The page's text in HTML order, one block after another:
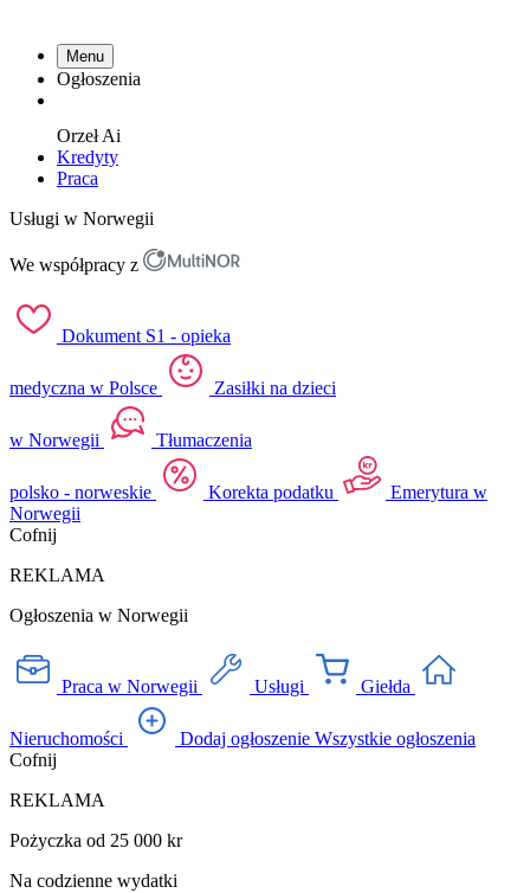
Menu
Ogłoszenia
OrzełAi
Kredyty
Praca
Usługi w Norwegii
We współpracy z
Dokument S1 - opieka
medyczna w Polsce Zasiłki na dzieci
w Norwegii Tłumaczenia
polsko - norweskie Korekta podatku
Emerytura w
Norwegii
Cofnij
REKLAMA
Ogłoszenia w Norwegii
Praca w Norwegii Usługi Giełda
Nieruchomości Dodaj ogłoszenie Wszystkie ogłoszenia
Cofnij
REKLAMA
Pożyczka od 25 000 kr
Na codzienne wydatki